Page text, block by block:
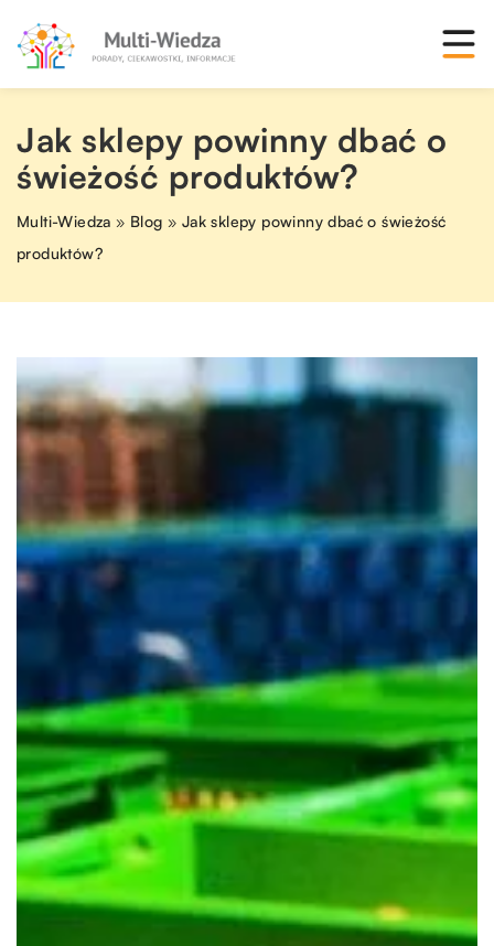
Jak sklepy powinny dbać o
świeżość produktów?
Multi-Wiedza » Blog » Jak sklepy powinny dbać o świeżość
produktów?